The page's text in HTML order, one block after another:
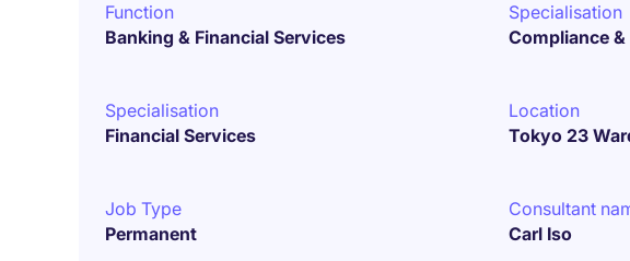
Function
Banking & Financial Services
Specialisation
Compliance &
Specialisation
Financial Services
Location
Tokyo 23
Job Type
Permanent
Consultant
Carl Iso